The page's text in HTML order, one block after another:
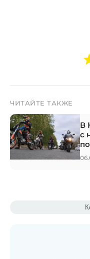
ЧИТАЙТЕ ТАКЖЕ
В
с